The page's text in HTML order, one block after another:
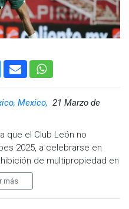
Mexico, 21 Marzo de
que el Club León no
2025, a celebrarse en
de multipropiedad en
de Pachuca
más